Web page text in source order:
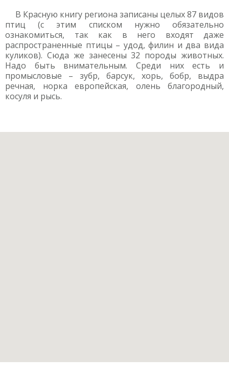
В Красную книгу региона записаны целых 87 видов
птиц (с этим списком нужно обязательно
ознакомиться, так как в него входят даже
распространенные птицы – удод, филин и два вида
куликов). Сюда же занесены 32 породы животных.
Надо быть внимательным. Среди них есть и
промысловые – зубр, барсук, хорь, бобр, выдра
речная, норка европейская, олень благородный,
косуля и рысь.